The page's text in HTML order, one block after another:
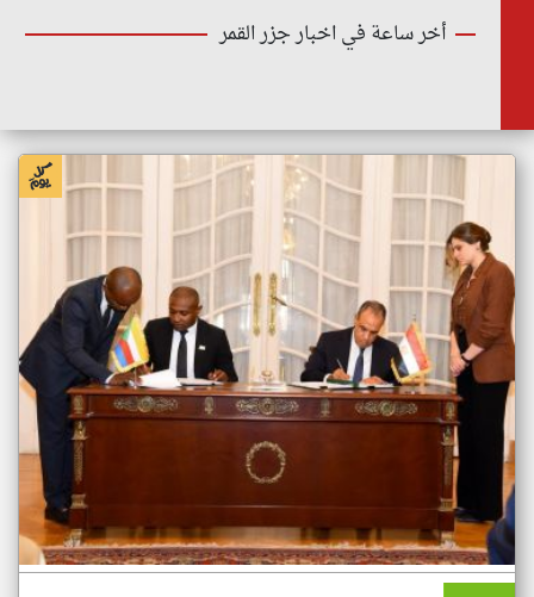
أخر ساعة في اخبار جزر القمر